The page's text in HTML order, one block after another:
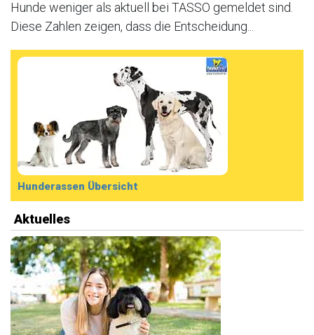
Hunde weniger als aktuell bei TASSO gemeldet sind.
Diese Zahlen zeigen, dass die Entscheidung...
Hunderassen Übersicht
Aktuelles